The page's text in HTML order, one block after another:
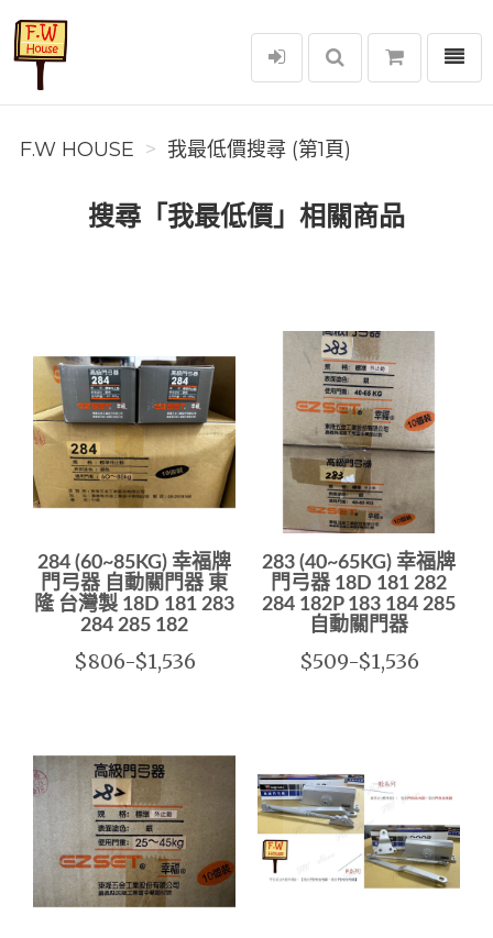
F.W House
選單
F.W HOUSE 我最低價搜尋 (第1頁)
搜尋「我最低價」相關商品
284 (60~85KG) 幸福牌
門弓器 自動關門器 東
隆 台灣製 18D 181 283
284 285 182
$806-$1,536
283 (40~65KG) 幸福牌
門弓器 18D 181 282
284 182P 183 184 285
自動關門器
$509-$1,536